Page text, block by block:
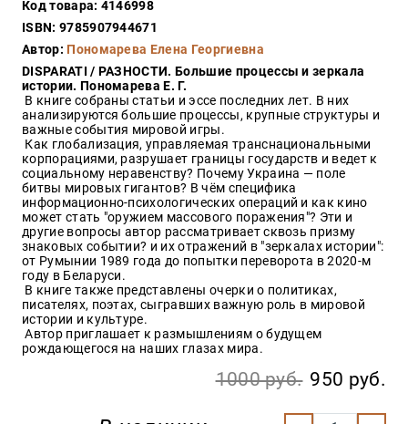
Код товара: 4146998
ISBN: 9785907944671
Автор: Пономарева Елена Георгиевна
DISPARATI / РАЗНОСТИ. Большие процессы и зеркала
истории. Пономарева Е. Г.
В книге собраны статьи и эссе последних лет. В них
анализируются большие процессы, крупные структуры и
важные события мировой игры.
Как глобализация, управляемая транснациональными
корпорациями, разрушает границы государств и ведет к
социальному неравенству? Почему Украина — поле
битвы мировых гигантов? В чём специфика
информационно-психологических операций и как кино
может стать "оружием массового поражения"? Эти и
другие вопросы автор рассматривает сквозь призму
знаковых событии? и их отражений в "зеркалах истории":
от Румынии 1989 года до попытки переворота в 2020-м
году в Беларуси.
В книге также представлены очерки о политиках,
писателях, поэтах, сыгравших важную роль в мировой
истории и культуре.
Автор приглашает к размышлениям о будущем
рождающегося на наших глазах мира.
1000 руб. 950 руб.
Красота
и
Оптовикам
Авторам
Контакты
Мероприятия
+7(499)
350-17-
79
Москва
pochta@den-
magazin.ru